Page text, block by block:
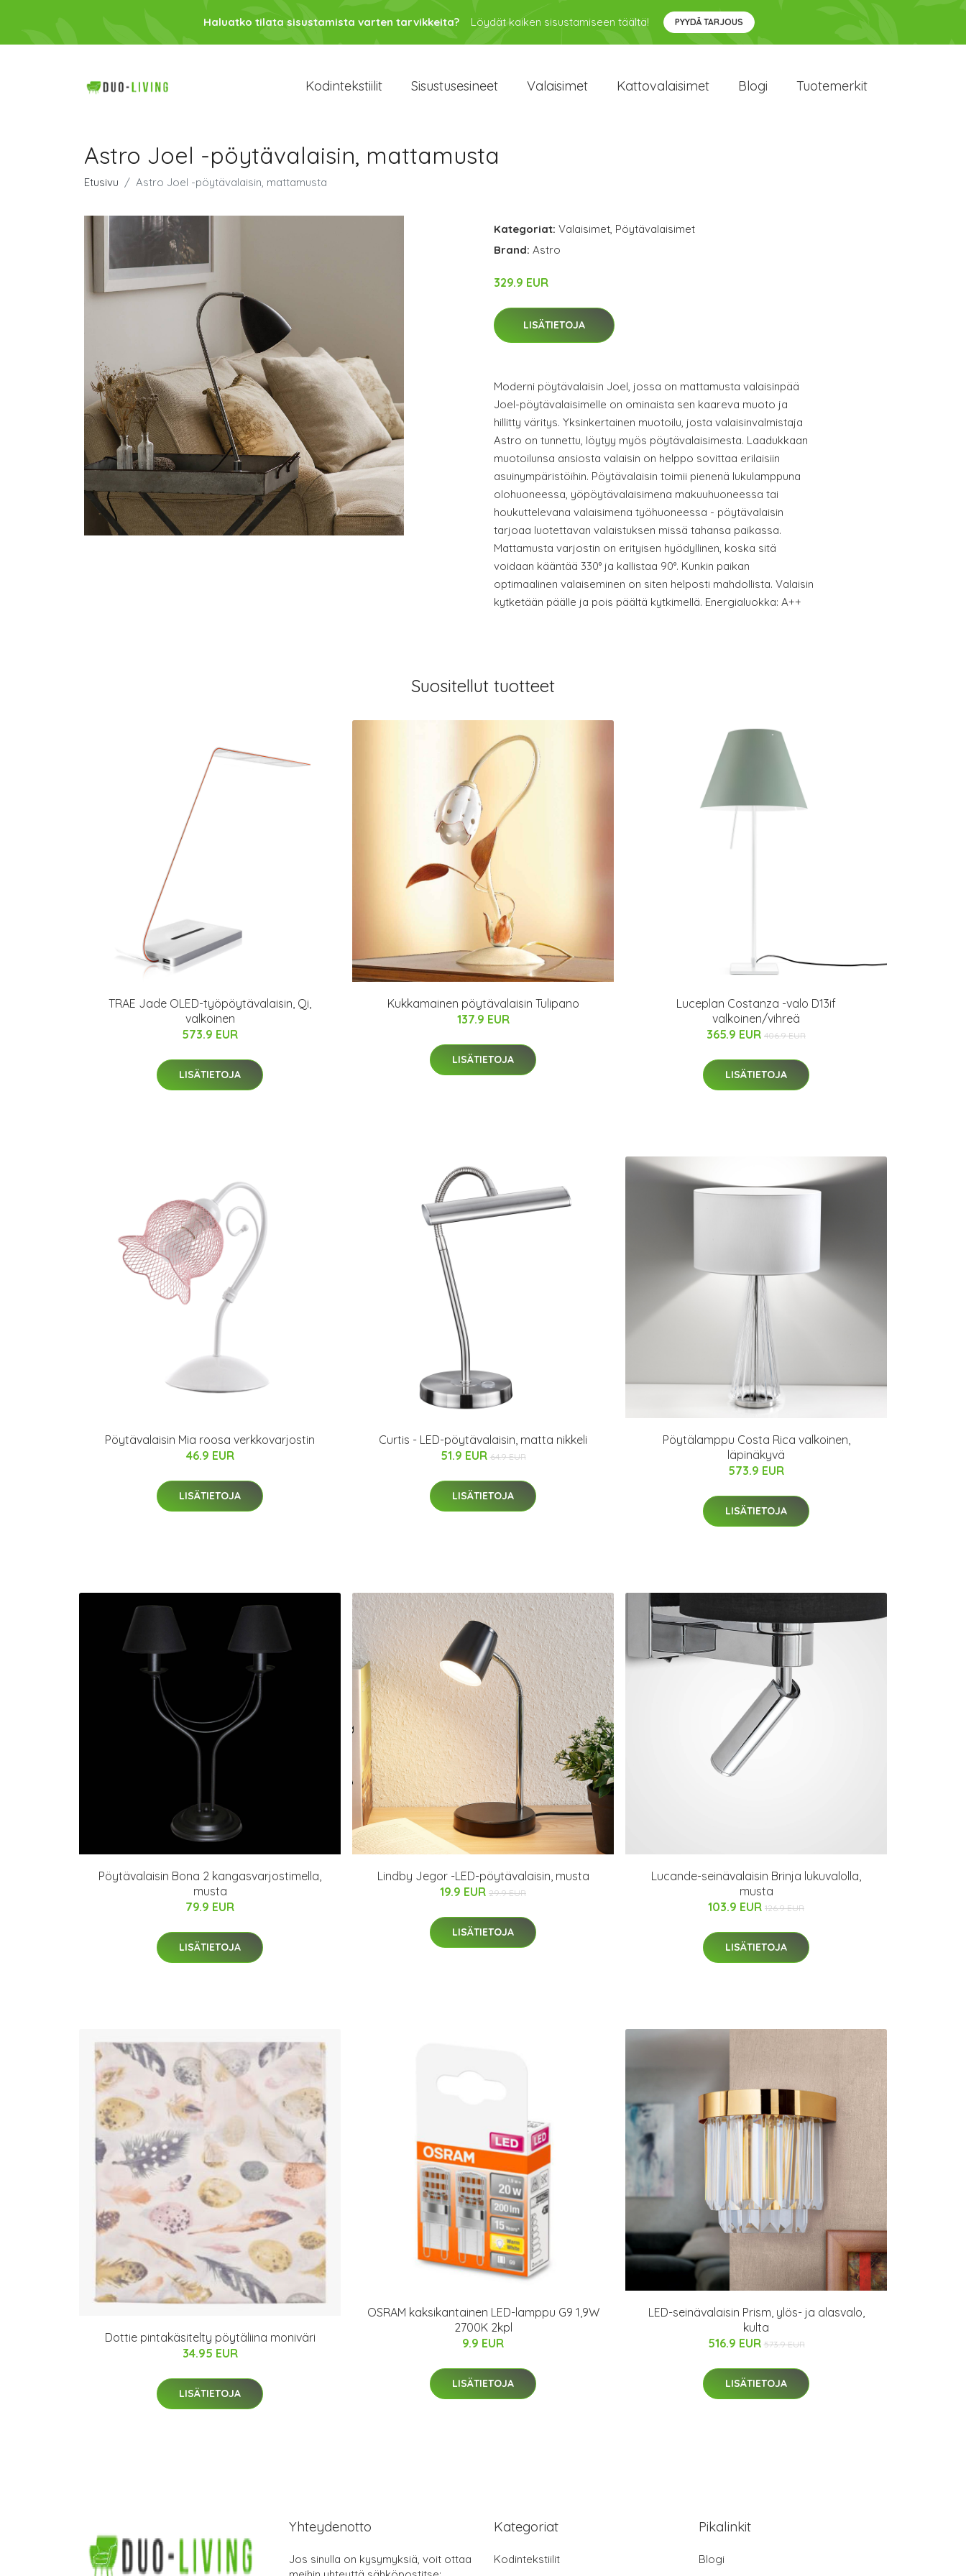
Haluatko tilata sisustamista varten tarvikkeita? Löydät kaiken sisustamiseen täältä! PYYDÄ TARJOUS
Kodintekstiilit Sisustusesineet Valaisimet Kattovalaisimet Blogi Tuotemerkit
Astro Joel -pöytävalaisin, mattamusta
Etusivu Astro Joel -pöytävalaisin, mattamusta
Kategoriat: Valaisimet, Pöytävalaisimet
Brand: Astro
329.9 EUR
LISÄTIETOJA
Moderni pöytävalaisin Joel, jossa on mattamusta valaisinpää
Joel-pöytävalaisimelle on ominaista sen kaareva muoto ja
hillitty väritys. Yksinkertainen muotoilu, josta valaisinvalmistaja
Astro on tunnettu, löytyy myös pöytävalaisimesta. Laadukkaan
muotoilunsa ansiosta valaisin on helppo sovittaa erilaisiin
asuinympäristöihin. Pöytävalaisin toimii pienenä lukulamppuna
olohuoneessa, yöpöytävalaisimena makuuhuoneessa tai
houkuttelevana valaisimena työhuoneessa - pöytävalaisin
tarjoaa luotettavan valaistuksen missä tahansa paikassa.
Mattamusta varjostin on erityisen hyödyllinen, koska sitä
voidaan kääntää 330° ja kallistaa 90°. Kunkin paikan
optimaalinen valaiseminen on siten helposti mahdollista. Valaisin
kytketään päälle ja pois päältä kytkimellä. Energialuokka: A++
Suositellut tuotteet
TRAE Jade OLED-työpöytävalaisin, Qi,
valkoinen
573.9 EUR
LISÄTIETOJA
Kukkamainen pöytävalaisin Tulipano
137.9 EUR
LISÄTIETOJA
Luceplan Costanza -valo D13if
valkoinen/vihreä
365.9 EUR 406.9 EUR
LISÄTIETOJA
Pöytävalaisin Mia roosa verkkovarjostin
46.9 EUR
LISÄTIETOJA
Curtis - LED-pöytävalaisin, matta nikkeli
51.9 EUR 64.9 EUR
LISÄTIETOJA
Pöytälamppu Costa Rica valkoinen,
läpinäkyvä
573.9 EUR
LISÄTIETOJA
Pöytävalaisin Bona 2 kangasvarjostimella,
musta
79.9 EUR
LISÄTIETOJA
Lindby Jegor -LED-pöytävalaisin, musta
19.9 EUR 29.9 EUR
LISÄTIETOJA
Lucande-seinävalaisin Brinja lukuvalolla,
musta
103.9 EUR 126.9 EUR
LISÄTIETOJA
Dottie pintakäsitelty pöytäliina moniväri
34.95 EUR
LISÄTIETOJA
OSRAM kaksikantainen LED-lamppu G9 1,9W
2700K 2kpl
9.9 EUR
LISÄTIETOJA
LED-seinävalaisin Prism, ylös- ja alasvalo,
kulta
516.9 EUR 573.9 EUR
LISÄTIETOJA
Yhteydenotto
Jos sinulla on kysymyksiä, voit ottaa
Kategoriat
Kodintekstiilit
Pikalinkit
Blogi